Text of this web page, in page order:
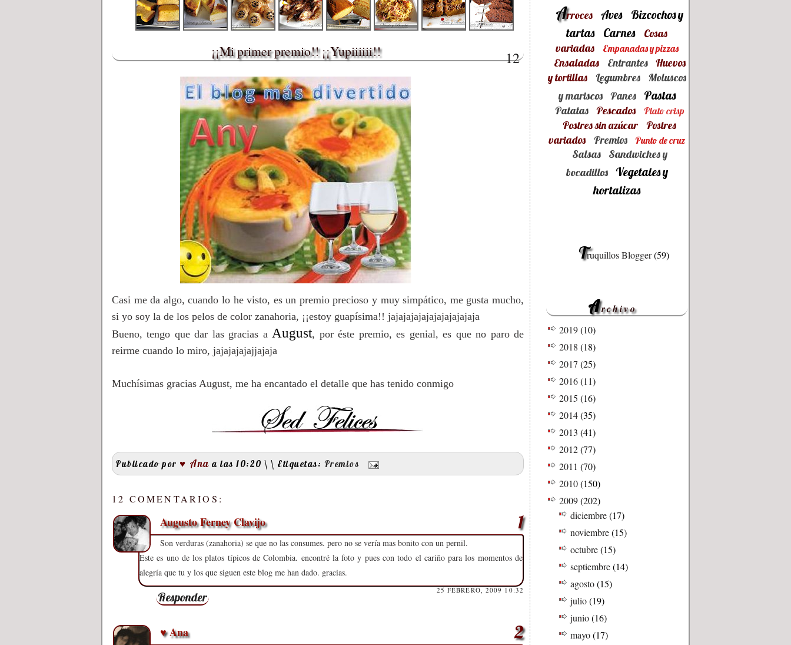
12
¡¡Mi primer premio!! ¡¡Yupiiiiii!!
Casi me da algo, cuando lo he visto, es un premio precioso y muy simpático, me gusta mucho,
si yo soy la de los pelos de color zanahoria, ¡¡estoy guapísima!! jajajajajajajajajajajaja
Bueno, tengo que dar las gracias a August, por éste premio, es genial, es que no paro de
reirme cuando lo miro, jajajajajajjajaja
Muchísimas gracias August, me ha encantado el detalle que has tenido conmigo
Publicado por ♥ Ana a las 10:20 \ \ Etiquetas: Premios
12 COMENTARIOS:
Augusto Ferney Clavijo
Son verduras (zanahoria) se que no las consumes. pero no se vería mas bonito con un pernil.
Este es uno de los platos típicos de Colombia. encontré la foto y pues con todo el cariño para los momentos de
alegría que tu y los que siguen este blog me han dado. gracias.
25 FEBRERO, 2009 10:32
Responder
♥ Ana
Arroces Aves
Bizcochos y
tartas
Carnes
Cosas
variadas
Empanadas y pizzas
Ensaladas Entrantes Huevos
y tortillas
Legumbres
Moluscos
y mariscos Panes Pastas
Patatas Pescados Plato crisp
Postres sin azúcar
Postres
variados
Premios Punto de cruz
Salsas
Sandwiches y
bocadillos
Vegetales y
hortalizas
Truquillos Blogger(59)
Archivo
2019(10)
2018 (18)
2017 (25)
2016(11)
2015 (16)
2014(35)
2013 (41)
2012(77)
2011 (70)
2010(150)
2009(202)
diciembre(17)
noviembre(15)
octubre(15)
septiembre(14)
agosto(15)
julio(19)
junio(16)
mayo(17)